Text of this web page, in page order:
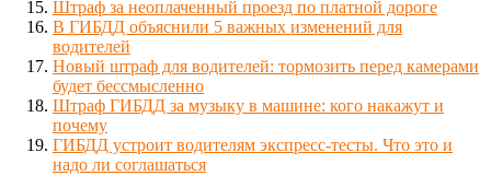
Штраф за неоплаченный проезд по платной дороге
В ГИБДД объяснили 5 важных изменений для
водителей
Новый штраф для водителей: тормозить перед камерами
будет бессмысленно
Штраф ГИБДД за музыку в машине: кого накажут и
почему
ГИБДД устроит водителям экспресс-тесты. Что это и
надо ли соглашаться